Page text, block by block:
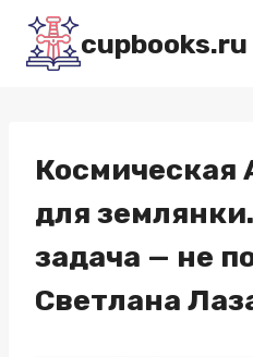
Перейти
содержимому
cupbooks.ru
Космическая
для
задача — не
Светлана